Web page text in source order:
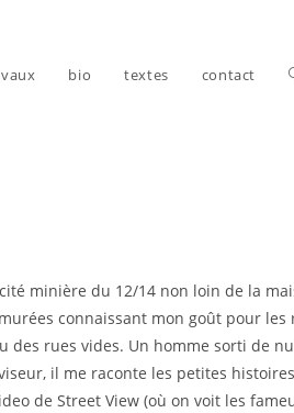
bio textes contact
minière du 12/14 non loin de la
murées connaissant mon goût pour les
des rues vides. Un homme sorti de
il me raconte les petites
de Street View (où on voit les